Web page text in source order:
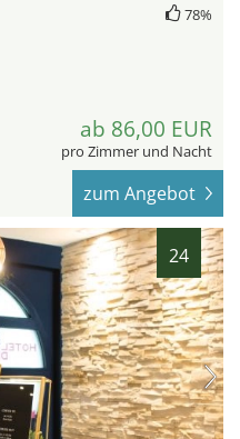
78%
ab 86,00 EUR
pro Zimmer und Nacht
zum Angebot
24